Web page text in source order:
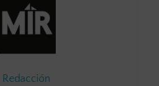
Redacción